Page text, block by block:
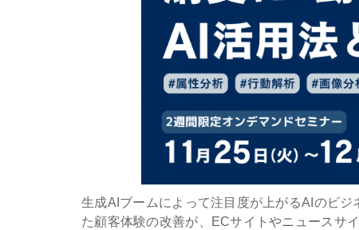
生成AIブームによって注目度が上がるAIのビ
た顧客体験の改善が、ECサイトやニュースサ